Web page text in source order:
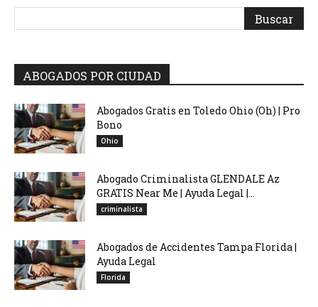
ABOGADOS POR CIUDAD
Abogados Gratis en Toledo Ohio (Oh) | Pro
Bono
Ohio
Abogado Criminalista GLENDALE Az
GRATIS Near Me | Ayuda Legal |...
criminalista
Abogados de Accidentes Tampa Florida |
Ayuda Legal
Florida